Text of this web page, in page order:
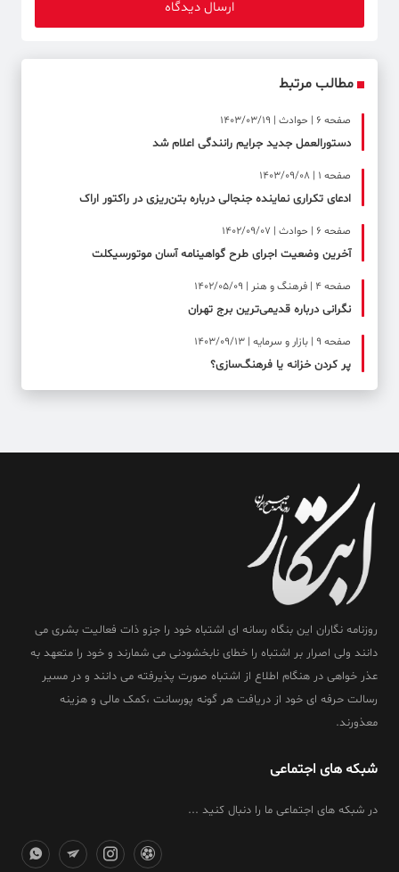
مطالب مرتبط
صفحه ۶ | حوادث | 1403/03/19
دستورالعمل جدید جرایم رانندگی اعلام شد
صفحه ۱ | 1403/09/08
ادعای تکراری نماینده جنجالی درباره بتن‌ریزی در راکتور اراک
صفحه ۶ | حوادث | 1402/09/07
آخرین وضعیت اجرای طرح گواهینامه آسان موتورسیکلت
صفحه ۴ | فرهنگ و هنر | 1402/05/09
نگرانی درباره قدیمی‌ترین برج تهران
صفحه ۹ | بازار و سرمایه | 1403/09/13
پر کردن خزانه یا فرهنگ‌سازی؟
روزنامه نگاران این بنگاه رسانه ای اشتباه خود را جزو ذات فعالیت بشری می
دانند ولی اصرار بر اشتباه را خطای نابخشودنی می شمارند و خود را متعهد به
عذر خواهی در هنگام اطلاع از اشتباه صورت پذیرفته می دانند و در مسیر
رسالت حرفه ای خود از دریافت هر گونه پورسانت ،کمک مالی و هزینه
معذورند.
شبکه های اجتماعی
در شبکه های اجتماعی ما را دنبال کنید ...